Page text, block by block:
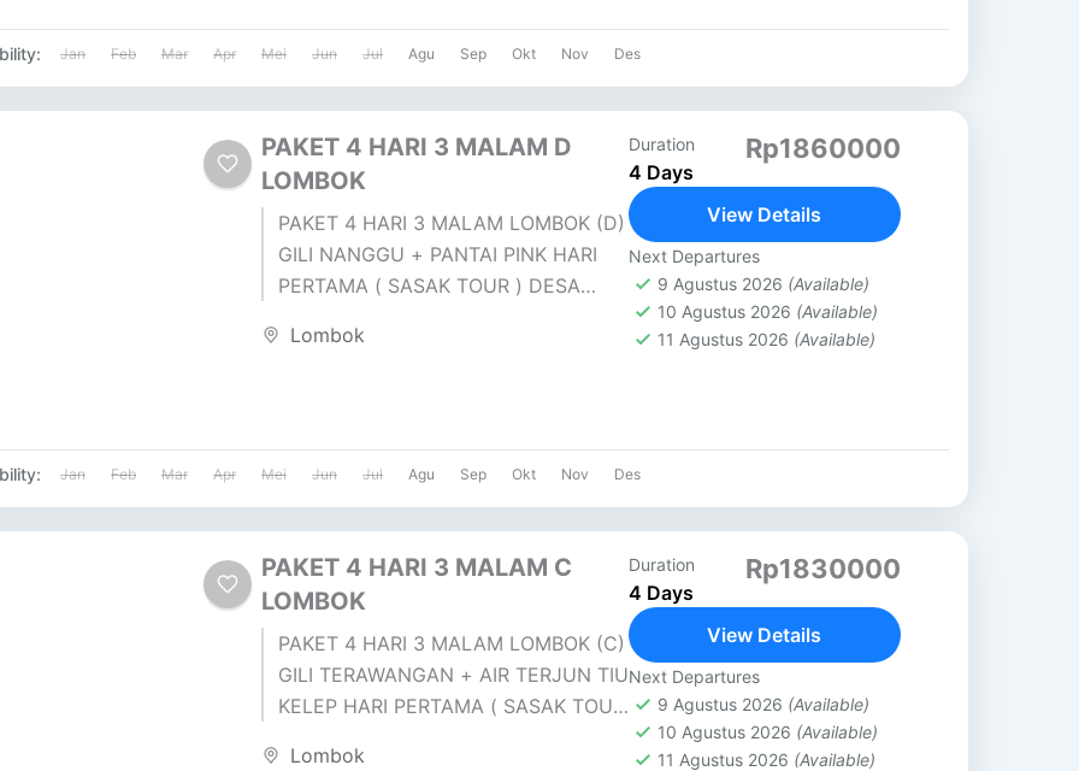
Jan Feb Mar Apr Mei Jun Jul Agu Sep Okt Nov Des
PAKET 4 HARI 3 MALAM D
LOMBOK
PAKET 4 HARI 3 MALAM LOMBOK (D)
GILI NANGGU + PANTAI PINK HARI
PERTAMA ( SASAK TOUR ) DESA
lombok,...
Lombok
Duration
4 Days
Rp1860000
View Details
Next Departures
9 Agustus 2026 (Available)
10 Agustus 2026 (Available)
11 Agustus 2026 (Available)
Jan Feb Mar Apr Mei Jun Jul Agu Sep Okt Nov Des
PAKET 4 HARI 3 MALAM C
LOMBOK
PAKET 4 HARI 3 MALAM LOMBOK (C)
GILI TERAWANGAN + AIR TERJUN TIU
KELEP HARI PERTAMA ( SASAK TOUR
Lombok
Duration
4 Days
Rp1830000
View Details
Next Departures
9 Agustus 2026 (Available)
10 Agustus 2026 (Available)
11 Agustus 2026 (Available)